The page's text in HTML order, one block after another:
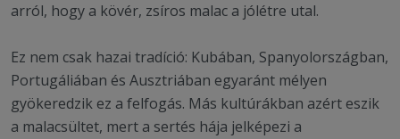
arról, hogy a kövér, zsíros malac a jólétre utal.
Ez nem csak hazai tradíció: Kubában, Spanyolországban,
Portugáliában és Ausztriában egyaránt mélyen
gyökeredzik ez a felfogás. Más kultúrákban azért eszik
a malacsültet, mert a sertés hája jelképezi a